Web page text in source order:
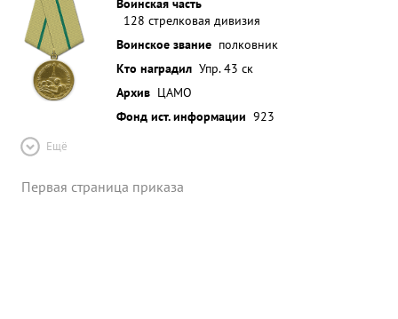
128 стрелковая дивизия
Воинское звание полковник
Кто наградил Упр. 43 ск
Архив ЦАМО
Фонд ист. информации 923
Ещё
Первая страница приказа